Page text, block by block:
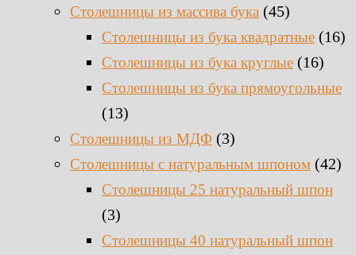
Столешницы из массива бука (45)
Столешницы из бука квадратные (16)
Столешницы из бука круглые (16)
Столешницы из бука прямоугольные
(13)
Столешницы из МДФ (3)
Столешницы с натуральным шпоном (42)
Столешницы 25 натуральный шпон
(3)
Столешницы 40 натуральный шпон